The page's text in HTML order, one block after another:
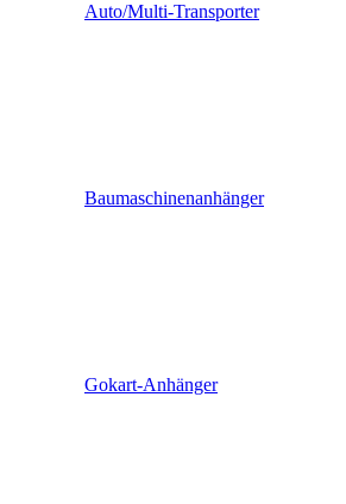
Auto/Multi-Transporter
Baumaschinenanhänger
Gokart-Anhänger